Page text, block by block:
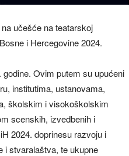
učešće na teatarskoj
i Hercegovine 2024.
Ovim putem su upućeni
institutima, ustanovama,
školskim i visokoškolskim
scenskih, izvedbenih i
2024. doprinesu razvoju i
i stvaralaštva, te ukupne